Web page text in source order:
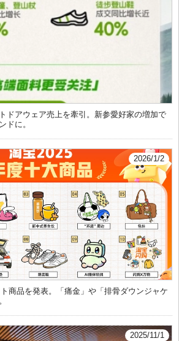
ドアウェア売上を牽引。新参愛好家の増加で
ドに。
2026/1/2
商品を発表。「痛金」や「排骨ダウンジャケ
2025/11/1